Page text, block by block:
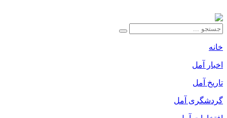
خانه
اخبار آمل
تاریخ آمل
گردشگری آمل